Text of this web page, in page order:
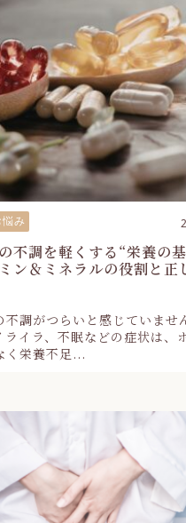
み
不調を軽くする“栄養の
ン＆ミネラルの役割と正
不調がつらいと感じていませ
ライラ、不眠などの症状は、
く栄養不足...